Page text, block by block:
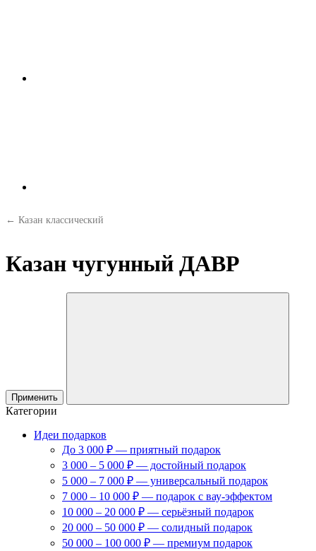
← Казан классический
Казан чугунный ДАВР
Применить
Категории
Идеи подарков
До 3 000 ₽ — приятный подарок
3 000 – 5 000 ₽ — достойный подарок
5 000 – 7 000 ₽ — универсальный подарок
7 000 – 10 000 ₽ — подарок с вау-эффектом
10 000 – 20 000 ₽ — серьёзный подарок
20 000 – 50 000 ₽ — солидный подарок
50 000 – 100 000 ₽ — премиум подарок